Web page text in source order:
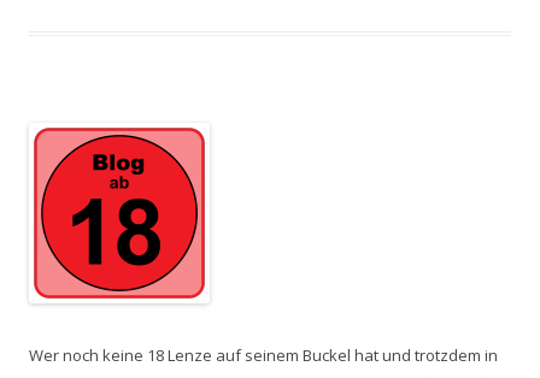
Wer noch keine 18 Lenze auf seinem Buckel hat und trotzdem in